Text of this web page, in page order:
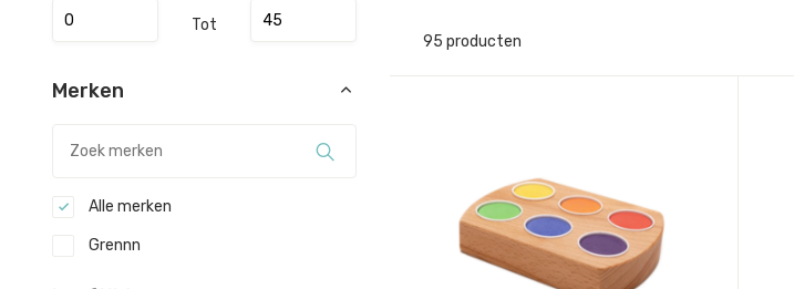
Tot
Merken
Alle merken
Grennn
95 producten